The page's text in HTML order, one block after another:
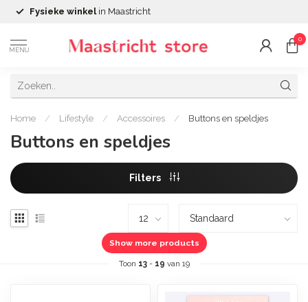
Fysieke winkel in Maastricht
MENU
0
Home / Lifestyle / Accessoires / Buttons en speldjes
Buttons en speldjes
Filters
Show more products
Toon 13- 19 van 19